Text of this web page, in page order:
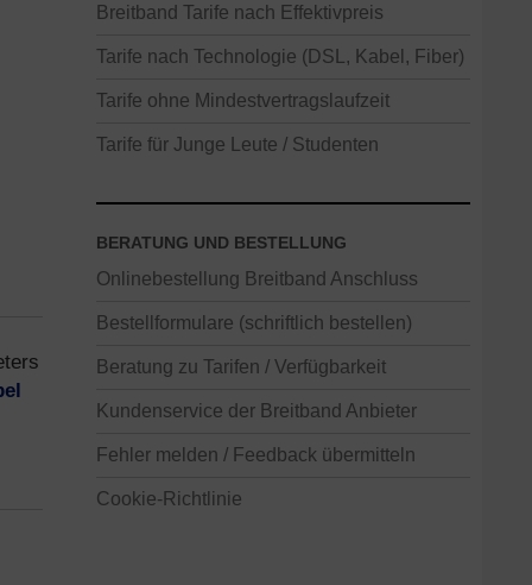
Breitband Tarife nach Effektivpreis
Tarife nach Technologie (DSL, Kabel, Fiber)
Tarife ohne Mindestvertragslaufzeit
Tarife für Junge Leute / Studenten
BERATUNG UND BESTELLUNG
Onlinebestellung Breitband Anschluss
Bestellformulare (schriftlich bestellen)
Beratung zu Tarifen / Verfügbarkeit
Kundenservice der Breitband Anbieter
Fehler melden / Feedback übermitteln
Cookie-Richtlinie